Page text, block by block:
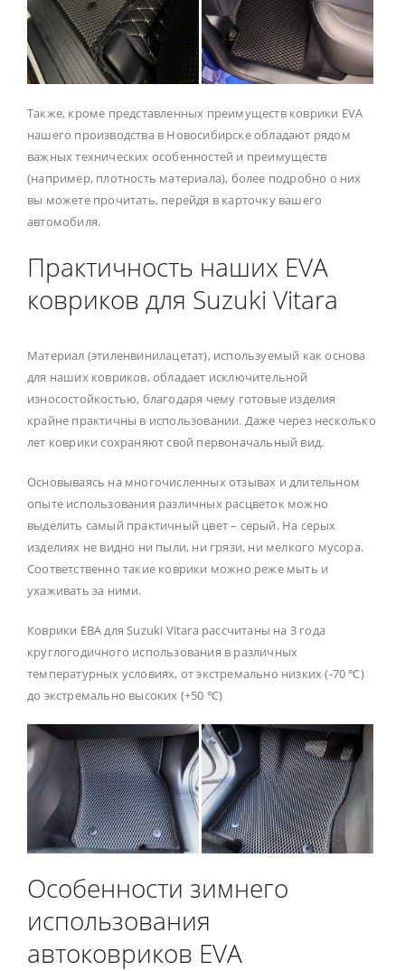
Также, кроме представленных преимуществ коврики EVA
нашего производства в Новосибирске обладают рядом
важных технических особенностей и преимуществ
(например, плотность материала), более подробно о них
вы можете прочитать, перейдя в карточку вашего
автомобиля.
Практичность наших EVA
ковриков для Suzuki Vitara
Материал (этиленвинилацетат), используемый как основа
для наших ковриков, обладает исключительной
износостойкостью, благодаря чему готовые изделия
крайне практичны в использовании. Даже через несколько
лет коврики сохраняют свой первоначальный вид.
Основываясь на многочисленных отзывах и длительном
опыте использования различных расцветок можно
выделить самый практичный цвет – серый. На серых
изделиях не видно ни пыли, ни грязи, ни мелкого мусора.
Соответственно такие коврики можно реже мыть и
ухаживать за ними.
Коврики ЕВА для Suzuki Vitara рассчитаны на 3 года
круглогодичного использования в различных
температурных условиях, от экстремально низких (-70 ℃)
до экстремально высоких (+50 ℃)
Особенности зимнего
использования
автоковриков EVA